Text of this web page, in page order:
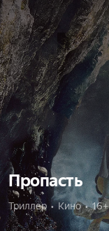
Пропасть
Триллер  •  Кино  •  16+